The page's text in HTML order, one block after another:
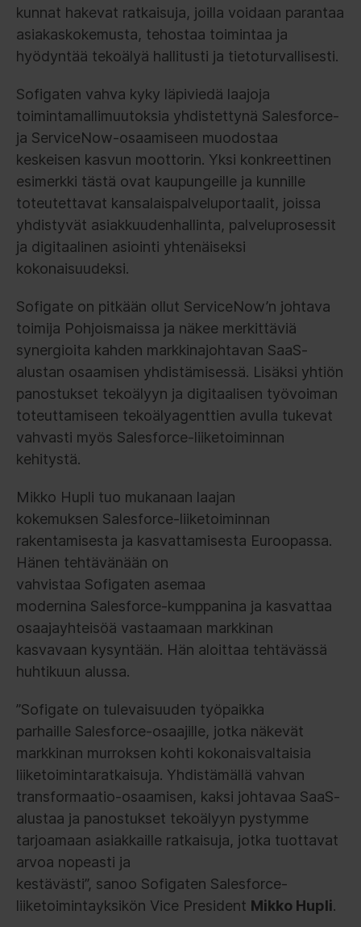
kunnat hakevat ratkaisuja, joilla voidaan parantaa
asiakaskokemusta, tehostaa toimintaa ja
hyödyntää tekoälyä hallitusti ja tietoturvallisesti.
Sofigaten vahva kyky läpiviedä laajoja
toimintamallimuutoksia yhdistettynä Salesforce-
ja ServiceNow-osaamiseen muodostaa
keskeisen kasvun moottorin. Yksi konkreettinen
esimerkki tästä ovat kaupungeille ja kunnille
toteutettavat kansalaispalveluportaalit, joissa
yhdistyvät asiakkuudenhallinta, palveluprosessit
ja digitaalinen asiointi yhtenäiseksi
kokonaisuudeksi.
Sofigate on pitkään ollut ServiceNow’n johtava
toimija Pohjoismaissa ja näkee merkittäviä
synergioita kahden markkinajohtavan SaaS-
alustan osaamisen yhdistämisessä. Lisäksi yhtiön
panostukset tekoälyyn ja digitaalisen työvoiman
toteuttamiseen tekoälyagenttien avulla tukevat
vahvasti myös Salesforce-liiketoiminnan
kehitystä.
Mikko Hupli tuo mukanaan laajan
kokemuksen Salesforce-liiketoiminnan
rakentamisesta ja kasvattamisesta Euroopassa.
Hänen tehtävänään on
vahvistaa Sofigaten asemaa
modernina Salesforce-kumppanina ja kasvattaa
osaajayhteisöä vastaamaan markkinan
kasvavaan kysyntään. Hän aloittaa tehtävässä
huhtikuun alussa.
”Sofigate on tulevaisuuden työpaikka
parhaille Salesforce-osaajille, jotka näkevät
markkinan murroksen kohti kokonaisvaltaisia
liiketoimintaratkaisuja. Yhdistämällä vahvan
transformaatio-osaamisen, kaksi johtavaa SaaS-
alustaa ja panostukset tekoälyyn pystymme
tarjoamaan asiakkaille ratkaisuja, jotka tuottavat
arvoa nopeasti ja
kestävästi”, sanoo Sofigaten Salesforce-
liiketoimintayksikön Vice President Mikko Hupli.